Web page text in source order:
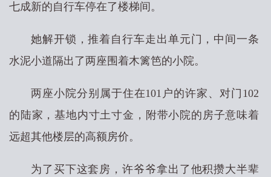
七成新的自行车停在了楼梯间。
她解开锁，推着自行车走出单元门，中间一条
水泥小道隔出了两座围着木篱笆的小院。
两座小院分别属于住在101户的许家、对门102
的陆家，基地内寸土寸金，附带小院的房子意味着
远超其他楼层的高额房价。
为了买下这套房，许爷爷拿出了他积攒大半辈